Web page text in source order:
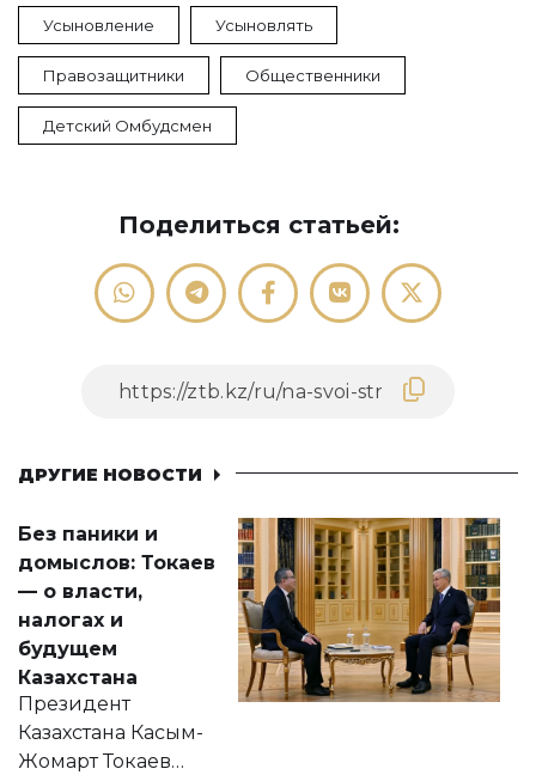
Усыновление Усыновлять
Правозащитники Общественники
Детский Омбудсмен
Поделиться статьей:
ДРУГИЕ НОВОСТИ
Без паники и
домыслов: Токаев
— о власти,
налогах и
будущем
Казахстана
Президент
Казахстана Касым-
Жомарт Токаев